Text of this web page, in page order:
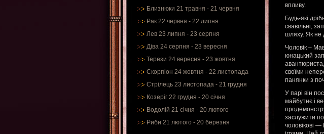
Близнюки 21 травня - 21 червня
Рак 22 червня - 22 липня
Лев 23 липня - 23 серпня
Діва 24 серпня - 23 вересня
Терези 24 вересня - 23 жовтня
Скорпіон 24 жовтня - 22 листопада
Стрілець 23 листопада - 21 грудня
Козеріг 22 грудня - 20 січня
Водолій 21 січня - 20 лютого
Риби 21 лютого - 20 березня
впливу.
Будь-які
свавільні,
шляху. Як не
Чоловік –
юнацький
своїми
панянки з
У парі він
майбутнє і
заслужити
чоловікові —